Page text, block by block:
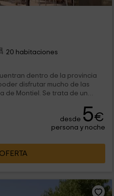
20 habitaciones
dentro de la provincia
disfrutar mucho de las
Se trata de un
desde 5€
persona y noche